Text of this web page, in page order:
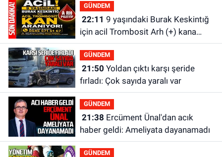
GÜNDEM
22:11
için acil Trombosit Arh (+) kana
ihtiyaç var
GÜNDEM
21:50
fırladı: Çok sayıda yaralı var
GÜNDEM
21:38
haber geldi: Ameliyata dayanamadı
GÜNDEM